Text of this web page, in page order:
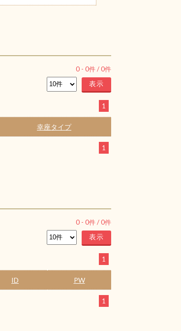
0 - 0件 /0件
1
幸座タイプ
1
0 - 0件 /0件
1
ID PW
1